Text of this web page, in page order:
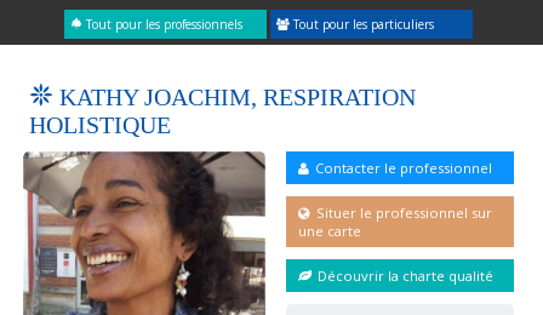
Tout pour les professionnels Tout pour les particuliers
KATHY JOACHIM, RESPIRATION
HOLISTIQUE
Contacter le professionnel
Situer le professionnel sur
une carte
Découvrir la charte qualité